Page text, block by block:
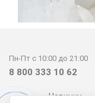
Пн-Пт с 10:00 до 21:00
8 800 333 10 62
Новинки